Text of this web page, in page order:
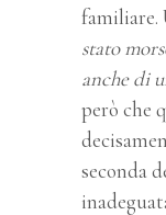
familiare.
stato
anche di
però che
seconda